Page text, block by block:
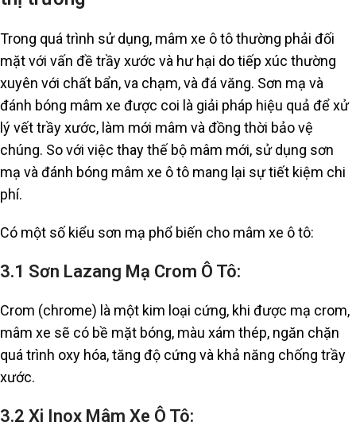
Trong quá trình sử dụng, mâm xe ô tô thường phải đối
mặt với vấn đề trầy xước và hư hại do tiếp xúc thường
xuyên với chất bẩn, va chạm, và đá văng. Sơn mạ và
đánh bóng mâm xe được coi là giải pháp hiệu quả để xử
lý vết trầy xước, làm mới mâm và đồng thời bảo vệ
chúng. So với việc thay thế bộ mâm mới, sử dụng sơn
mạ và đánh bóng mâm xe ô tô mang lại sự tiết kiệm chi
phí.
Có một số kiểu sơn mạ phổ biến cho mâm xe ô tô:
3.1 Sơn Lazang Mạ Crom Ô Tô:
Crom (chrome) là một kim loại cứng, khi được mạ crom,
mâm xe sẽ có bề mặt bóng, màu xám thép, ngăn chặn
quá trình oxy hóa, tăng độ cứng và khả năng chống trầy
xước.
3.2 Xi Inox Mâm Xe Ô Tô: